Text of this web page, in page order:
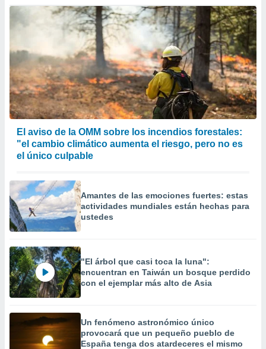
El aviso de la OMM sobre los incendios forestales:
"el cambio climático aumenta el riesgo, pero no es
el único culpable
Amantes de las emociones fuertes: estas
actividades mundiales están hechas para
ustedes
"El árbol que casi toca la luna":
encuentran en Taiwán un bosque perdido
con el ejemplar más alto de Asia
Un fenómeno astronómico único
provocará que un pequeño pueblo de
España tenga dos atardeceres el mismo